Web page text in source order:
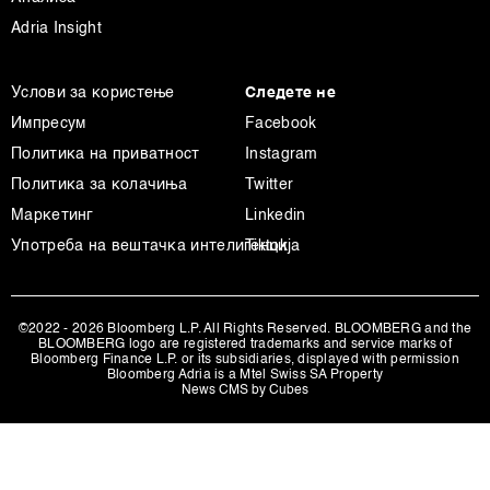
повторно да ги ажурирате со клик на „Прикажи ги
Adria Insight
Услови за користење
Импресум
Политика на приватност
Политика за колачиња
Маркетинг
Употреба на вештачка интелигенција
Следете не
Facebook
Instagram
Twitter
Linkedin
Tiktok
©2022 - 2026 Bloomberg L.P. All Rights Reserved. BLOOMBERG and the
BLOOMBERG logo are registered trademarks and service marks of
Bloomberg Finance L.P. or its subsidiaries, displayed with permission
Bloomberg Adria is a Mtel Swiss SA Property
News CMS by Cubes